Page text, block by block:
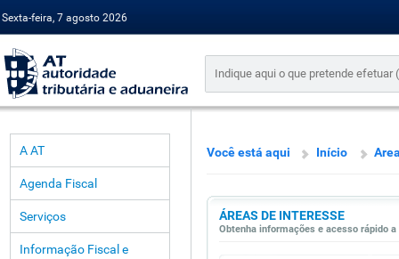
Sexta-feira, 7 agosto 2026
A AT
Agenda Fiscal
Serviços
Informação Fiscal e
Você está aqui Início
ÁREAS DE INTERESSE
Obtenha informações e acesso rápido